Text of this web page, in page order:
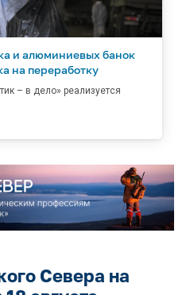
и алюминиевых банок
на переработку
– в дело» реализуется
Севера на